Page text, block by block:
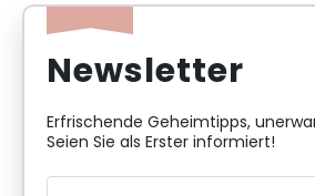
Newsletter
Erfrischende Geheimtipps,
Seien Sie als Erster informiert!